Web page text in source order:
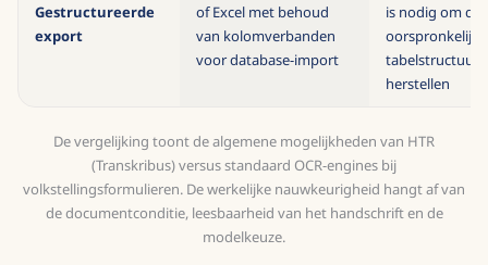
Gestructureerde
export
of Excel met behoud
van kolomverbanden
voor database-import
is nodig om de
oorspronkelijke
tabelstructuur
herstellen
De vergelijking toont de algemene mogelijkheden van HTR
(Transkribus) versus standaard OCR-engines bij
volkstellingsformulieren. De werkelijke nauwkeurigheid hangt af van
de documentconditie, leesbaarheid van het handschrift en de
modelkeuze.